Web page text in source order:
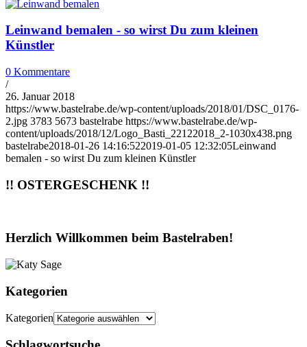
Leinwand bemalen - so wirst Du zum kleinen
Künstler
0 Kommentare
/
26. Januar 2018
https://www.bastelrabe.de/wp-content/uploads/2018/01/DSC_0176-
2.jpg 3783 5673 bastelrabe https://www.bastelrabe.de/wp-
content/uploads/2018/12/Logo_Basti_22122018_2-1030x438.png
bastelrabe2018-01-26 14:16:522019-01-05 12:32:05Leinwand
bemalen - so wirst Du zum kleinen Künstler
!! OSTERGESCHENK !!
Herzlich Willkommen beim Bastelraben!
Kategorien
Kategorien